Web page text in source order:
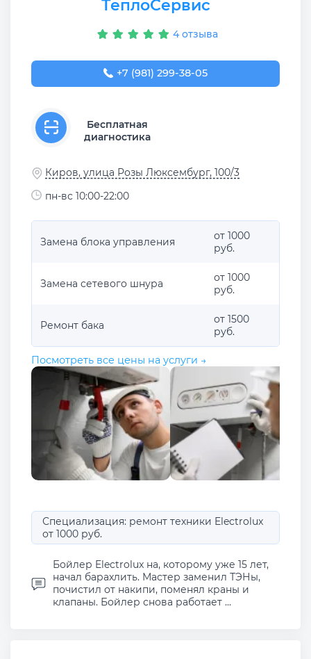
ТеплоСервис
4 отзыва
+7 (981) 299-38-05
Бесплатная
диагностика
Киров, улица Розы Люксембург, 100/3
пн-вс 10:00-22:00
Замена блока управления
от 1000
руб.
Замена сетевого шнура
от 1000
руб.
Ремонт бака
от 1500
руб.
Посмотреть все цены на услуги →
Специализация: ремонт техники Electrolux
от 1000 руб.
Бойлер Electrolux на, которому уже 15 лет,
начал барахлить. Мастер заменил ТЭНы,
почистил от накипи, поменял краны и
клапаны. Бойлер снова работает ...